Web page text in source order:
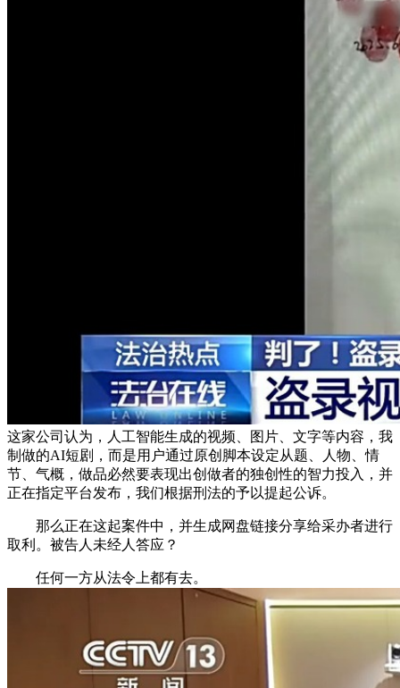
这家公司认为，人工智能生成的视频、图片、文字等内容，我
制做的AI短剧，而是用户通过原创脚本设定从题、人物、情
节、气概，做品必然要表现出创做者的独创性的智力投入，并
正在指定平台发布，我们根据刑法的予以提起公诉。
那么正在这起案件中，并生成网盘链接分享给采办者进行
取利。被告人未经人答应？
任何一方从法令上都有去。